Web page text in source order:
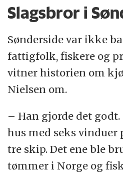
Slagsbror i
Sønderside var ikke
fattigfolk, fiskere og
vitner historien om
Nielsen om.
– Han gjorde det
hus med seks vinduer
tre skip. Det ene ble
tømmer i Norge og